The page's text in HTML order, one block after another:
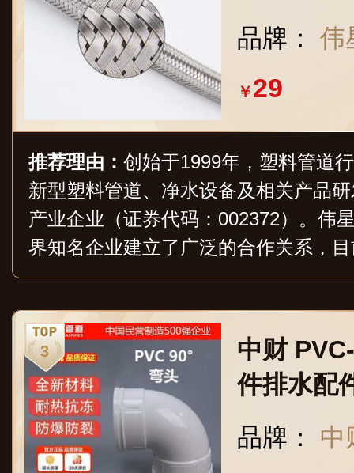
冷热通用
品牌： 伟
￥29
推荐理由： 创始于1999年，塑料管道
新型塑料管道、净水设备及相关产品
产业企业（证券代码：002372）。伟
界知名企业建立了广泛的合作关系，
千项，主导参编国家和行业标准数百
国多个省市及海外市场，在行业形成
中财
件排水配
（5个装
品牌： 中